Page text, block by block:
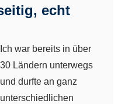
echt
Ich war bereits in über
30 Ländern unterwegs
und durfte an ganz
unterschiedlichen